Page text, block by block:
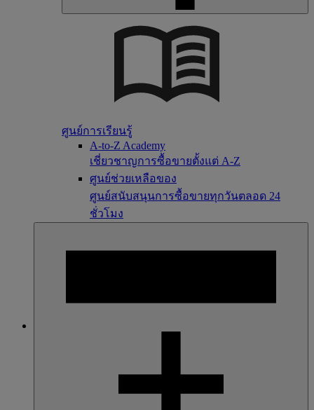
ศูนย์การเรียนรู้
A-to-Z Academy
เชี่ยวชาญการซื้อขายตั้งแต่ A-Z
ศูนย์ช่วยเหลือของ
ศูนย์สนับสนุนการซื้อขายทุกวันตลอด 24
ชั่วโมง